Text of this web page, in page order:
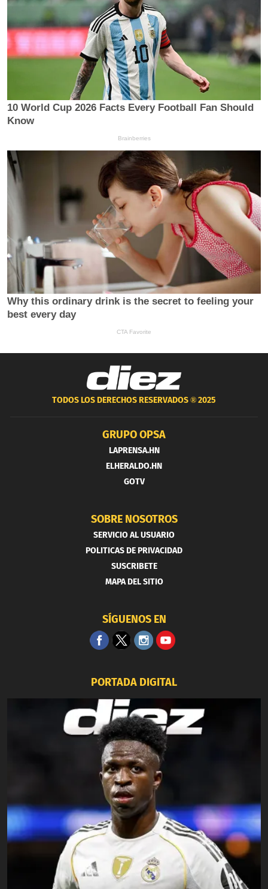
TODOS LOS DERECHOS RESERVADOS ®2025
GRUPO OPSA
LAPRENSA.HN
ELHERALDO.HN
GOTV
SOBRE NOSOTROS
SERVICIO AL USUARIO
POLITICAS DE PRIVACIDAD
SUSCRIBETE
MAPA DEL SITIO
SÍGUENOS EN
PORTADA DIGITAL